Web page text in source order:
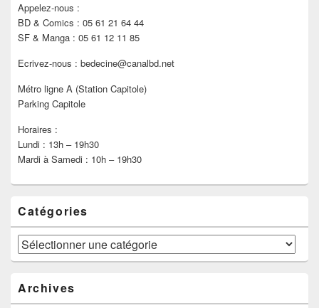
Appelez-nous :
BD & Comics : 05 61 21 64 44
SF & Manga : 05 61 12 11 85
Ecrivez-nous : bedecine@canalbd.net
Métro ligne A (Station Capitole)
Parking Capitole
Horaires :
Lundi : 13h – 19h30
Mardi à Samedi : 10h – 19h30
Catégories
Catégories
Archives